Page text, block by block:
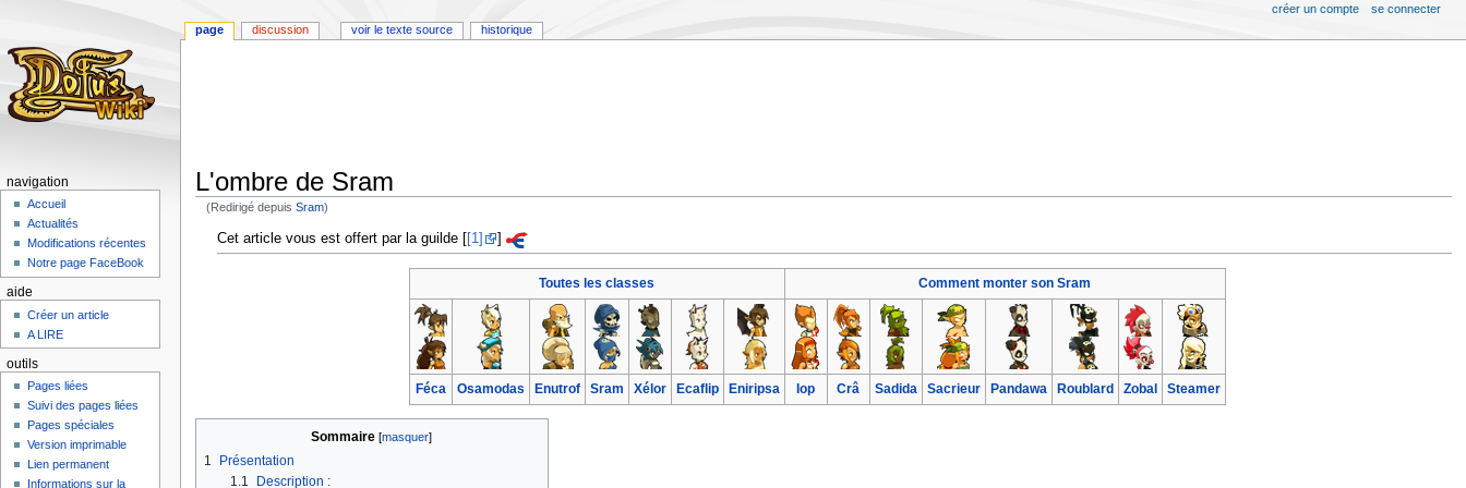
L'ombre de Sram
(Redirigé depuisSram)
Aller
AllerCet article vous est offert par la guilde [ [1] ]
Toutes les classes Comment monter son Sram
Féca Osamodas Enutrof Sram Xélor Ecaflip Eniripsa Iop Crâ Sadida Sacrieur Pandawa Roublard Zobal Steamer
Sommaire
1
Présentation
1.1
Description :
page discussion voir le texte source historique
créer un compte se connecter
navigation
Accueil
Actualités
Modifications récentes
Notre page FaceBook
aide
Créer un article
A LIRE
outils
Pages liées
Suivi des pages liées
Pages spéciales
Version imprimable
Lien permanent
Informations sur la